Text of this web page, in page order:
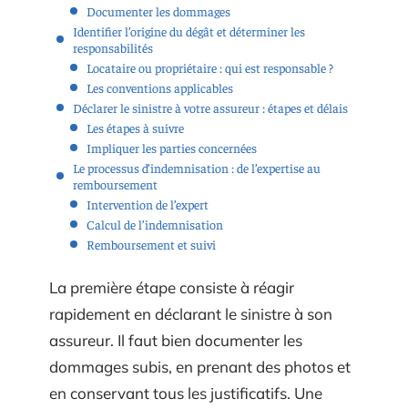
Documenter les dommages
Identifier l’origine du dégât et déterminer les
responsabilités
Locataire ou propriétaire : qui est responsable ?
Les conventions applicables
Déclarer le sinistre à votre assureur : étapes et délais
Les étapes à suivre
Impliquer les parties concernées
Le processus d’indemnisation : de l’expertise au
remboursement
Intervention de l’expert
Calcul de l’indemnisation
Remboursement et suivi
La première étape consiste à réagir
rapidement en déclarant le sinistre à son
assureur. Il faut bien documenter les
dommages subis, en prenant des photos et
en conservant tous les justificatifs. Une